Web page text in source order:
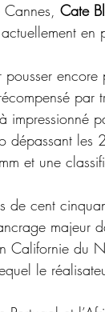
Cannes, Cate
en
pousser
impressionné
dépassant
et une
de cent
majeur
Californie du
le